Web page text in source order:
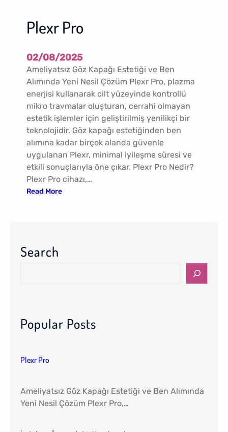
Plexr Pro
02/08/2025
Ameliyatsız Göz Kapağı Estetiği ve Ben
Alımında Yeni Nesil Çözüm Plexr Pro, plazma
enerjisi kullanarak cilt yüzeyinde kontrollü
mikro travmalar oluşturan, cerrahi olmayan
estetik işlemler için geliştirilmiş yenilikçi bir
teknolojidir. Göz kapağı estetiğinden ben
alımına kadar birçok alanda güvenle
uygulanan Plexr, minimal iyileşme süresi ve
etkili sonuçlarıyla öne çıkar. Plexr Pro Nedir?
Plexr Pro cihazı,…
Read More:
Search
c
hPopular Posts
Plexr Pro
Ameliyatsız Göz Kapağı Estetiği ve Ben Alımında
Yeni Nesil Çözüm Plexr Pro,…